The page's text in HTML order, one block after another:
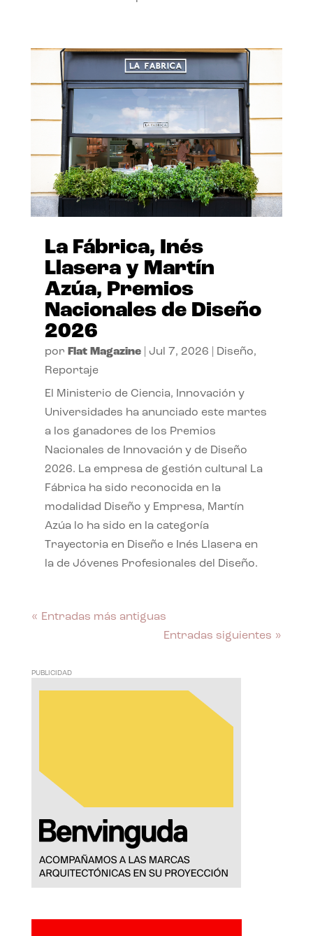
La Fábrica, Inés
Llasera y Martín
Azúa, Premios
Nacionales de Diseño
2026
por Flat Magazine| Jul 7, 2026 Diseño,
Reportaje
El Ministerio de Ciencia, Innovación y
Universidades ha anunciado este martes
a los ganadores de los Premios
Nacionales de Innovación y de Diseño
2026. La empresa de gestión cultural La
Fábrica ha sido reconocida en la
modalidad Diseño y Empresa, Martín
Azúa lo ha sido en la categoría
Trayectoria en Diseño e Inés Llasera en
la de Jóvenes Profesionales del Diseño.
« Entradas más antiguas
Entradas siguientes »
PUBLICIDAD